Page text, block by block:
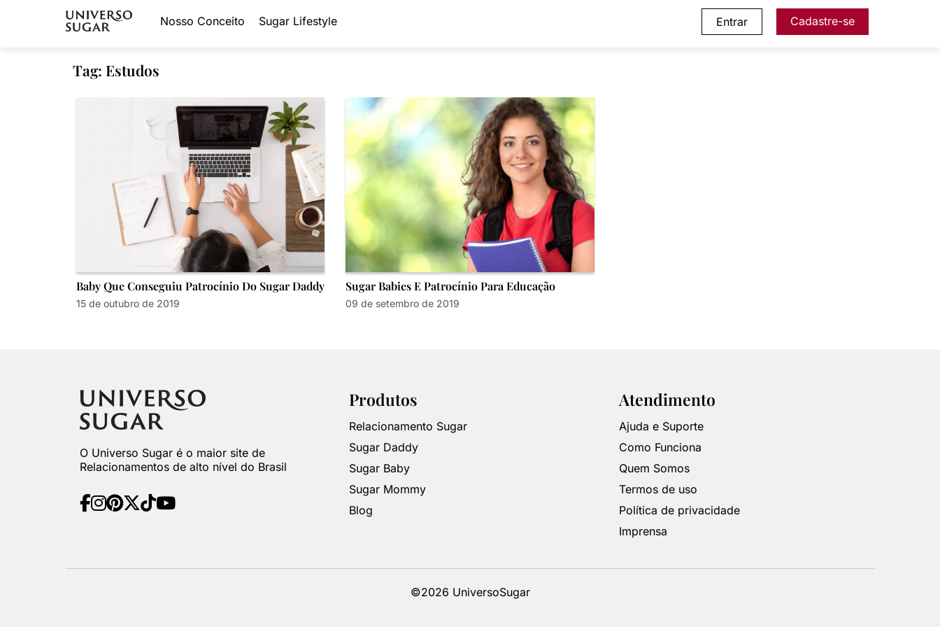
Nosso Conceito Sugar Lifestyle Entrar Cadastre-se
Tag: Estudos
Baby Que Conseguiu Patrocínio Do Sugar Daddy
15 de outubro de 2019
Sugar Babies E Patrocínio Para Educação
09 de setembro de 2019
O Universo Sugar é o maior site de
Relacionamentos de alto nível do Brasil
Produtos
Relacionamento Sugar
Sugar Daddy
Sugar Baby
Sugar Mommy
Blog
Atendimento
Ajuda e Suporte
Como Funciona
Quem Somos
Termos de uso
Política de privacidade
Imprensa
©2026 UniversoSugar